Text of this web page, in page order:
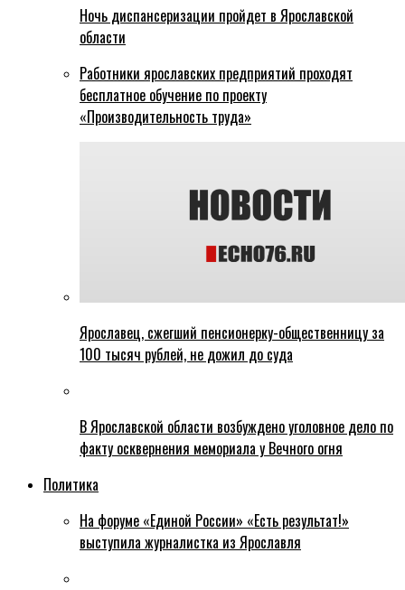
Ночь диспансеризации пройдет в Ярославской
области
Работники ярославских предприятий проходят
бесплатное обучение по проекту
«Производительность труда»
Ярославец, сжегший пенсионерку-общественницу за
100 тысяч рублей, не дожил до суда
В Ярославской области возбуждено уголовное дело по
факту осквернения мемориала у Вечного огня
Политика
На форуме «Единой России» «Есть результат!»
выступила журналистка из Ярославля